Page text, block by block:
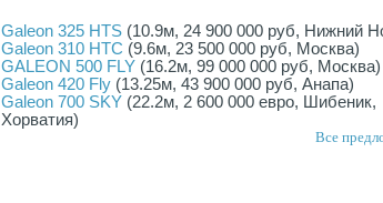
Galeon 325 HTS (10.9м, 24 900 000 руб, Нижний
Galeon 310 HTC (9.6м, 23 500 000 руб, Москва)
GALEON 500 FLY (16.2м, 99 000 000 руб, Москва)
Galeon 420 Fly (13.25м, 43 900 000 руб, Анапа)
Galeon 700 SKY (22.2м, 2 600 000 евро, Шибеник,
Хорватия)
Все